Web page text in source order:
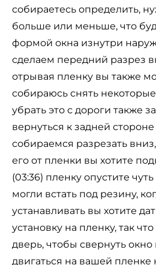
собираетесь определить,
больше или меньше, что
формой окна изнутри
сделаем передний разрез
отрывая пленку вы также
собираюсь снять
убрать это с дороги также
вернуться к задней
собираемся разрезать
его от пленки вы хотите
(03:36) пленку опустите
могли встать под резину,
устанавливать вы хотите
установку на пленку, так
дверь, чтобы свернуть
двигаться на вашей пленке